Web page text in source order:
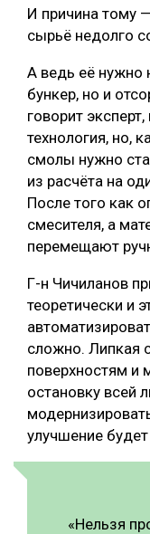
И причина тому
сырьё недолго
А ведь её нужно
бункер, но и
говорит
технология, но,
смолы нужно
из расчёта на
После того как
смесителя, а
перемещают
Г-н Чичиланов
теоретически и
сложно. Липкая
поверхностям и
остановку всей
улучшение
«Нельзя